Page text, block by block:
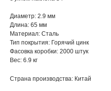
Диаметр: 2.9 мм
Длина: 65 мм
Материал: Сталь
Тип покрытия: Горячий цинк
Фасовка коробки: 2000 штук
Вес: 6.9 кг
Страна производства: Китай